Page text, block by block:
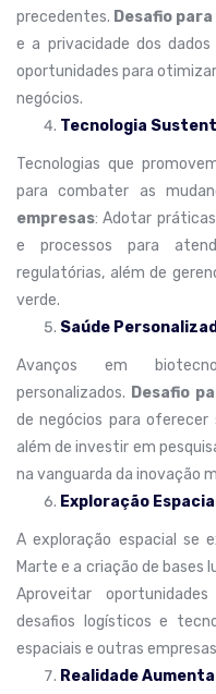
precedentes. Desafio
e a privacidade dos
oportunidades para
negócios.
Tecnologia
Tecnologias que
para combater as
empresas: Adotar
e processos para
regulatórias, além de
verde.
Saúde
Avanços em
personalizados. Desafio
de negócios para oferecer
além de investir em
na vanguarda da inovação
Exploração Espacial
A exploração espacial se
Marte e a criação de bases
Aproveitar
desafios logísticos e
espaciais e outras
Realidade